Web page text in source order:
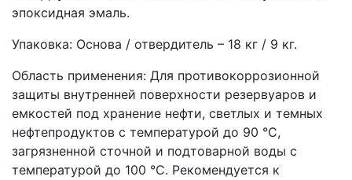
эпоксидная эмаль.
Упаковка: Основа / отвердитель – 18 кг / 9 кг.
Область применения: Для противокоррозионной
защиты внутренней поверхности резервуаров и
емкостей под хранение нефти, светлых и темных
нефтепродуктов с температурой до 90 °С,
загрязненной сточной и подтоварной воды с
температурой до 100 °С. Рекомендуется к